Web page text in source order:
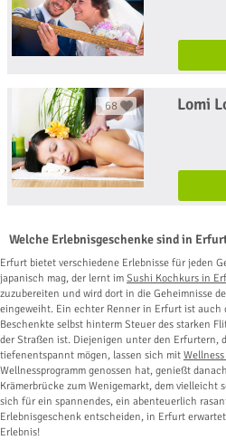
68 Lomi
Welche Erlebnisgeschenke sind in
Erfurt bietet verschiedene Erlebnisse für jeden
japanisch mag, der lernt im Sushi Kochkurs in
zuzubereiten und wird dort in die Geheimnisse
eingeweiht. Ein echter Renner in Erfurt ist auch
Beschenkte selbst hinterm Steuer des starken
der Straßen ist. Diejenigen unter den Erfurtern,
tiefenentspannt mögen, lassen sich mit
Wellnessprogramm genossen hat, genießt
Krämerbrücke zum Wenigemarkt, dem vielleicht
sich für ein spannendes, ein abenteuerlich
Erlebnisgeschenk entscheiden, in Erfurt
Erlebnis!